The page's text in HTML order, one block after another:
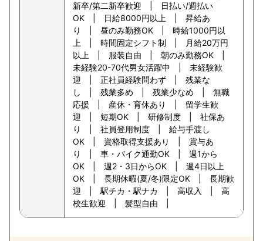
新卒/第二新卒歓迎 | 日払い/週払い
OK | 日給8000円以上 | 昇給あ
り | 昼のみ勤務OK | 時給1000円以
上 | 時間固定シフト制 | 月給20万円
以上 | 服装自由 | 朝のみ勤務OK |
未経験20-70代男女活躍中 | 未経験歓
迎 | 正社員経験問わず | 残業な
し | 残業多め | 残業少なめ | 無職
応援 | 産休・育休あり | 留学生歓
迎 | 短期OK | 研修制度 | 社保あ
り | 社員登用制度 | 給与手渡し
OK | 資格取得支援あり | 賞与あ
り | 車・バイク通勤OK | 週1から
OK | 週2・3日からOK | 週4日以上
OK | 長期休暇(夏/冬)限定OK | 長期歓
迎 | 駅チカ・駅ナカ | 高収入 | 高
校生歓迎 | 髪型自由 |